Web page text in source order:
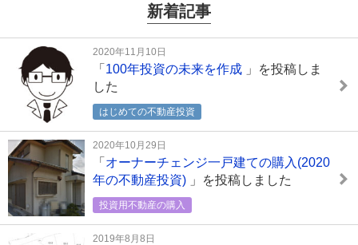
新着記事
2020年11月10日
「 100年投資の未来を作成 」を投稿しま
した
はじめての不動産投資
2020年10月29日
「 オーナーチェンジ一戸建ての購入(2020
年の不動産投資) 」を投稿しました
投資用不動産の購入
2019年8月8日